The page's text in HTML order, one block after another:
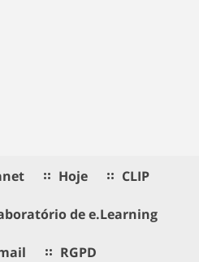
Hoje CLIP
de e.Learning
RGPD